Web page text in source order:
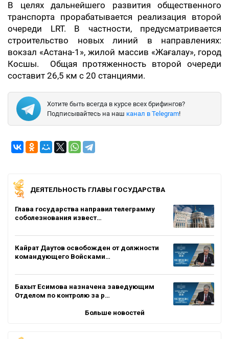
В целях дальнейшего развития общественного
транспорта прорабатывается реализация второй
очереди LRT. В частности, предусматривается
строительство новых линий в направлениях:
вокзал «Астана-1», жилой массив «Жағалау», город
Косшы. Общая протяженность второй очереди
составит 26,5 км с 20 станциями.
Хотите быть всегда в курсе всех брифингов?
Подписывайтесь на наш канал в Telegram!
ДЕЯТЕЛЬНОСТЬ ГЛАВЫ ГОСУДАРСТВА
Глава государства направил телеграмму
соболезнования извест…
Кайрат Даутов освобожден от должности
командующего Войсками…
Бахыт Есимова назначена заведующим
Отделом по контролю за р…
Больше новостей